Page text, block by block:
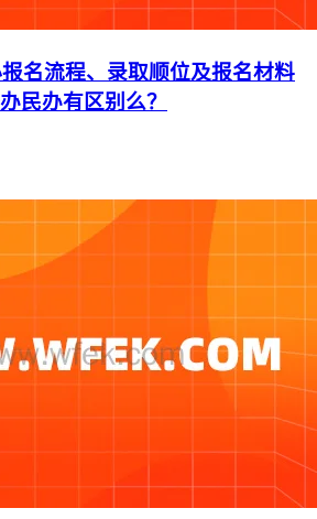
名流程、录取顺位及报名材料
民办有区别么？